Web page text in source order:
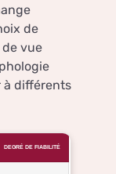
de
vue
à différents
DEGRÉ DE FIABILITÉ